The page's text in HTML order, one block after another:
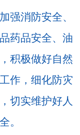
强消防安全、
药品安全、油
积极做好自然
作，细化防灾
切实维护好人
。